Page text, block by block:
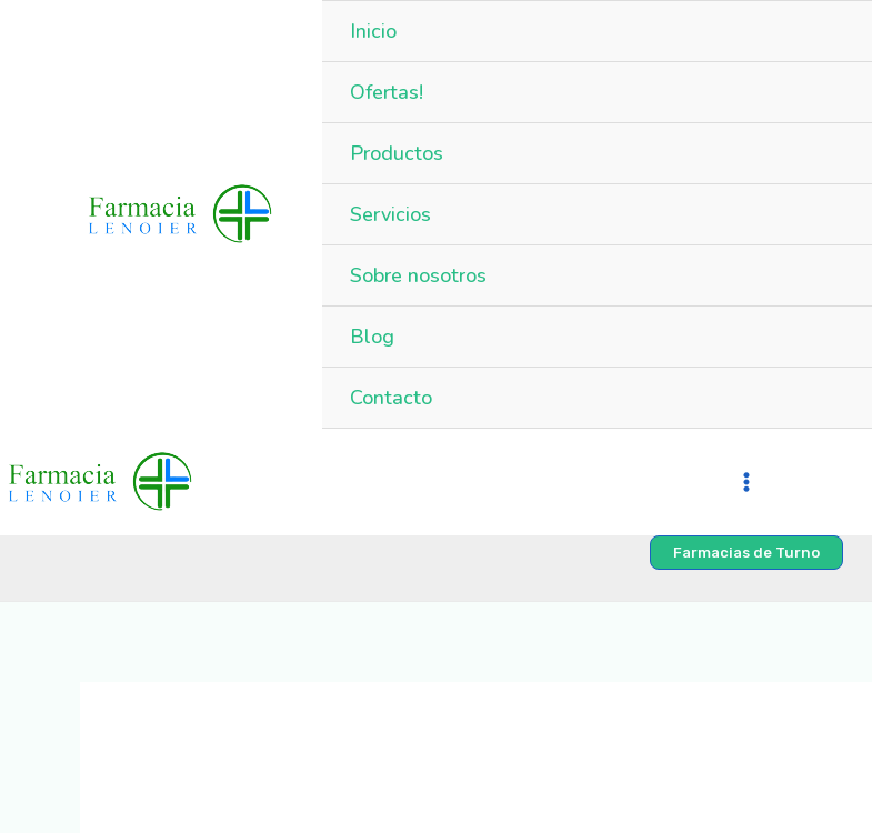
Inicio
Ofertas!
Productos
Servicios
Sobre nosotros
Blog
Contacto
Farmacias de Turno